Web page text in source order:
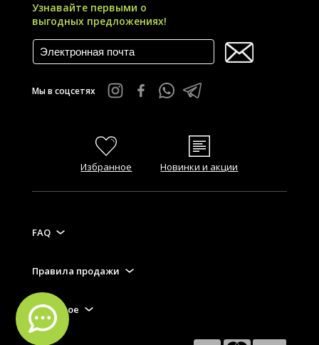
Узнавайте первыми о
выгодных предложениях!
Мы в соцсетях
Избранное Новинки и акции
FAQ
Правила продажи
Полезное